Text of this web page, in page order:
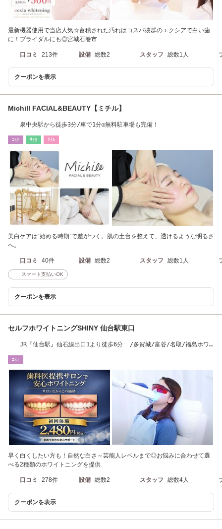
最新機器使用で当店人気☆蓄積された汚れはコスパ抜群のエクシアで白い歯
に！ブライダルにも◎宮城石巻市
口コミ 213件 設備 総数2 スタッフ 総数1人
クーポンを表示
Michill FACIAL&BEAUTY【ミチル】
泉中央駅から徒歩3分/車で1分◎無料駐車場も完備！
ｴｽﾃ ﾘﾗｸ ﾈｲﾙ
美白ケアは“始める時期”で差がつく。肌の土台を整えて、透けるような明るさ
へ。
口コミ 40件 設備 総数2 スタッフ 総数1人
スマート支払いOK
クーポンを表示
セルフホワイトニングSHINY 仙台駅東口
JR『仙台駅』仙石線出口1より徒歩6分 /多賀城/富谷/名取/福島ホワ
ｴｽﾃ
早く白くしたい方も！自然な白さ～芸能人レベルまで◎お悩みに合わせて選
べる2種類のホワイトニングを提供
口コミ 278件 設備 総数2 スタッフ 総数4人
クーポンを表示